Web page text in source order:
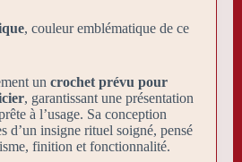
, couleur emblématique de ce
un crochet prévu pour
, garantissant une présentation
à l’usage. Sa conception
d’un insigne rituel soigné, pensé
finition et fonctionnalité.